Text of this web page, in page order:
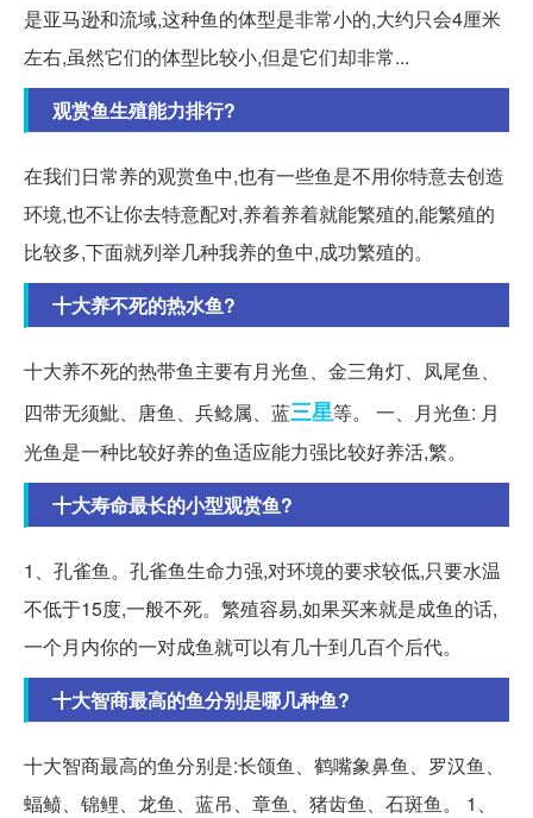
是亚马逊和流域,这种鱼的体型是非常小的,大约只会4厘米
左右,虽然它们的体型比较小,但是它们却非常...
观赏鱼生殖能力排行?
在我们日常养的观赏鱼中,也有一些鱼是不用你特意去创造
环境,也不让你去特意配对,养着养着就能繁殖的,能繁殖的
比较多,下面就列举几种我养的鱼中,成功繁殖的。
十大养不死的热水鱼?
十大养不死的热带鱼主要有月光鱼、金三角灯、凤尾鱼、
四带无须魮、唐鱼、兵鲶属、蓝三星等。 一、月光鱼: 月
光鱼是一种比较好养的鱼适应能力强比较好养活,繁。
十大寿命最长的小型观赏鱼?
1、孔雀鱼。孔雀鱼生命力强,对环境的要求较低,只要水温
不低于15度,一般不死。繁殖容易,如果买来就是成鱼的话,
一个月内你的一对成鱼就可以有几十到几百个后代。
十大智商最高的鱼分别是哪几种鱼?
十大智商最高的鱼分别是:长颌鱼、鹤嘴象鼻鱼、罗汉鱼、
蝠鲼、锦鲤、龙鱼、蓝吊、章鱼、猪齿鱼、石斑鱼。 1、